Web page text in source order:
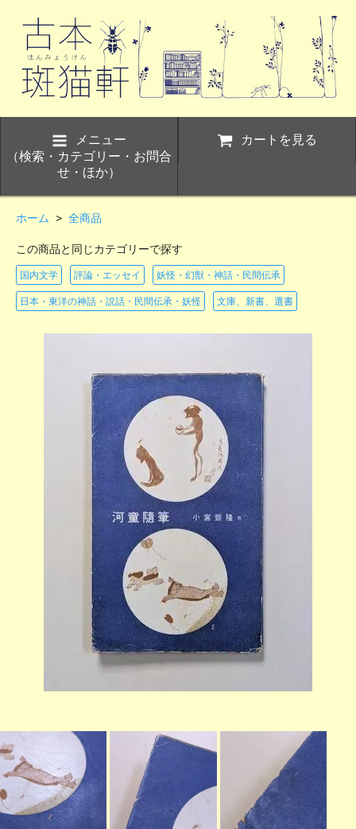
メニュー
（検索・カテゴリー・お問合
せ・ほか）
カートを見る
ホーム > 全商品
この商品と同じカテゴリーで探す
国内文学 評論・エッセイ 妖怪・幻獣・神話・民間伝承
日本・東洋の神話・説話・民間伝承・妖怪 文庫、新書、選書